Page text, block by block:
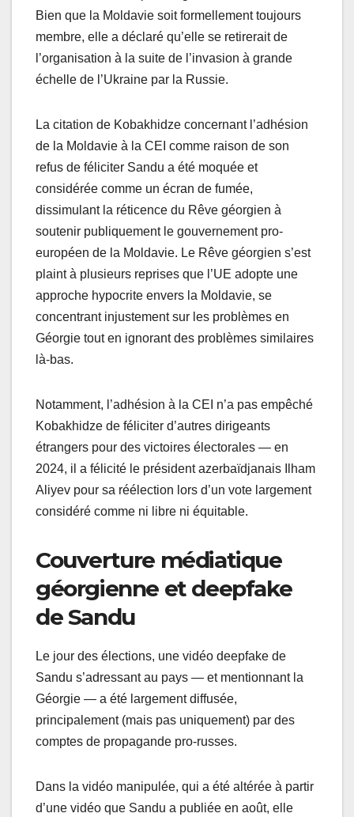
Bien que la Moldavie soit formellement toujours
membre, elle a déclaré qu’elle se retirerait de
l’organisation à la suite de l’invasion à grande
échelle de l’Ukraine par la Russie.
La citation de Kobakhidze concernant l’adhésion
de la Moldavie à la CEI comme raison de son
refus de féliciter Sandu a été moquée et
considérée comme un écran de fumée,
dissimulant la réticence du Rêve géorgien à
soutenir publiquement le gouvernement pro-
européen de la Moldavie. Le Rêve géorgien s’est
plaint à plusieurs reprises que l’UE adopte une
approche hypocrite envers la Moldavie, se
concentrant injustement sur les problèmes en
Géorgie tout en ignorant des problèmes similaires
là-bas.
Notamment, l’adhésion à la CEI n’a pas empêché
Kobakhidze de féliciter d’autres dirigeants
étrangers pour des victoires électorales — en
2024, il a félicité le président azerbaïdjanais Ilham
Aliyev pour sa réélection lors d’un vote largement
considéré comme ni libre ni équitable.
Couverture médiatique
géorgienne et deepfake
de Sandu
Le jour des élections, une vidéo deepfake de
Sandu s’adressant au pays — et mentionnant la
Géorgie — a été largement diffusée,
principalement (mais pas uniquement) par des
comptes de propagande pro-russes.
Dans la vidéo manipulée, qui a été altérée à partir
d’une vidéo que Sandu a publiée en août, elle